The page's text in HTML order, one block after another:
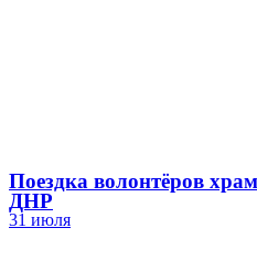
Поездка волонтёров
ДНР
31 июля